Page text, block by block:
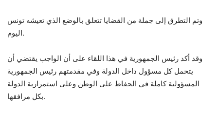
وتم التطرق إلى جملة من القضايا تتعلق بالوضع الذي تعيشه تونس
اليوم.
وقد أكد رئيس الجمهورية في هذا اللقاء على أن الواجب يقتضي أن
يتحمل كل مسؤول داخل الدولة وفي مقدمتهم رئيس الجمهورية
المسؤولية كاملة في الحفاظ على الوطن وعلى استمرارية الدولة
بكل مرافقها.